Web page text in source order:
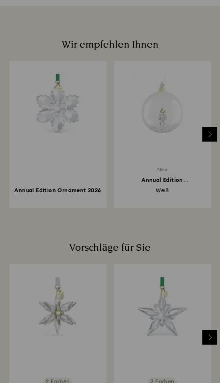
Wir empfehlen Ihnen
Annual Edition Ornament 2026
Neu
Annual Edition
Weiß
Vorschläge für Sie
2 Farben 2 Farben